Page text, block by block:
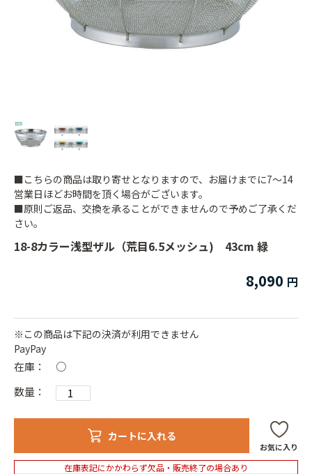
18-8カラー浅型ザル（荒目6.5メッシュ) 43cm 緑
8,090
※この商品は下記の決済が利用できません
PayPay
在庫：
○
数量：
カートに入れる
お気に入り
在庫表記にかかわらず欠品・販売終了の場合あり
■こちらの商品は取り寄せとなりますので、お届けまでに7～14
営業日ほどお時間を頂く場合がございます。
■原則ご返品、交換を承ることができませんので予めご了承くだ
さい。